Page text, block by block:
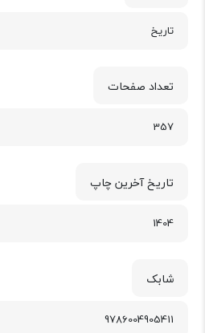
تاریخ
تعداد صفحات
357
تاریخ آخرین چاپ
1404
شابک
9786004905411